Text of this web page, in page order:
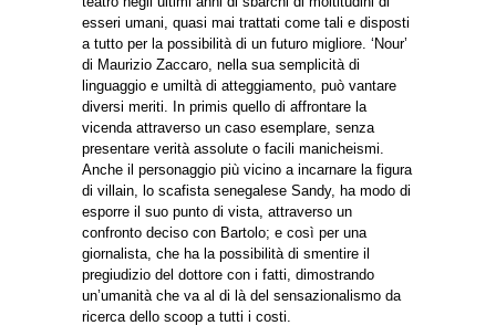
esseri umani, quasi mai trattati come tali e disposti
a tutto per la possibilità di un futuro migliore. ‘Nour’
di Maurizio Zaccaro, nella sua semplicità di
linguaggio e umiltà di atteggiamento, può vantare
diversi meriti. In primis quello di affrontare la
vicenda attraverso un caso esemplare, senza
presentare verità assolute o facili manicheismi.
Anche il personaggio più vicino a incarnare la figura
di villain, lo scafista senegalese Sandy, ha modo di
esporre il suo punto di vista, attraverso un
confronto deciso con Bartolo; e così per una
giornalista, che ha la possibilità di smentire il
pregiudizio del dottore con i fatti, dimostrando
un’umanità che va al di là del sensazionalismo da
ricerca dello scoop a tutti i costi.